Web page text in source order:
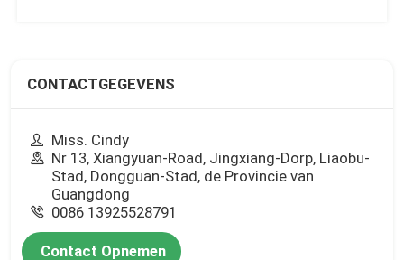
CONTACTGEGEVENS
Miss. Cindy
Nr 13, Xiangyuan-Road, Jingxiang-Dorp, Liaobu-
Stad, Dongguan-Stad, de Provincie van
Guangdong
0086 13925528791
Contact Opnemen